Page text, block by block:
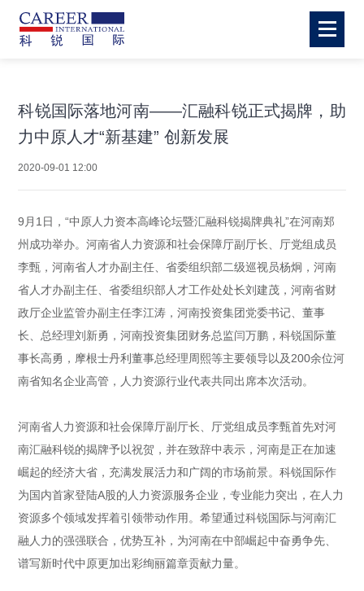
科锐国际落地河南——汇融科锐正式揭牌，助
力中原人才“新基建” 创新发展
2020-09-01 12:00
9月1日，“中原人力资本高峰论坛暨汇融科锐揭牌典礼”在河南郑
州成功举办。河南省人力资源和社会保障厅副厅长、厅党组成员
李甄，河南省人才办副主任、省委组织部二级巡视员杨炯，河南
省人才办副主任、省委组织部人才工作处处长刘建茂，河南省财
政厅企业监管办副主任李江涛，河南投资集团党委书记、董事
长、总经理刘新勇，河南投资集团财务总监闫万鹏，科锐国际董
事长高勇，摩根士丹利董事总经理周熙等主要领导以及200余位河
南省知名企业高管，人力资源行业代表共同出席本次活动。
河南省人力资源和社会保障厅副厅长、厅党组成员李甄首先对河
南汇融科锐的揭牌予以祝贺，并在致辞中表示，河南是正在加速
崛起的经济大省，充满发展活力和广阔的市场前景。科锐国际作
为国内首家登陆A股的人力资源服务企业，专业能力突出，在人力
资源多个领域发挥着引领带动作用。希望通过科锐国际与河南汇
融人力的强强联合，优势互补，为河南在中部崛起中奋勇争先、
谱写新时代中原更加出彩绚丽篇章贡献力量。